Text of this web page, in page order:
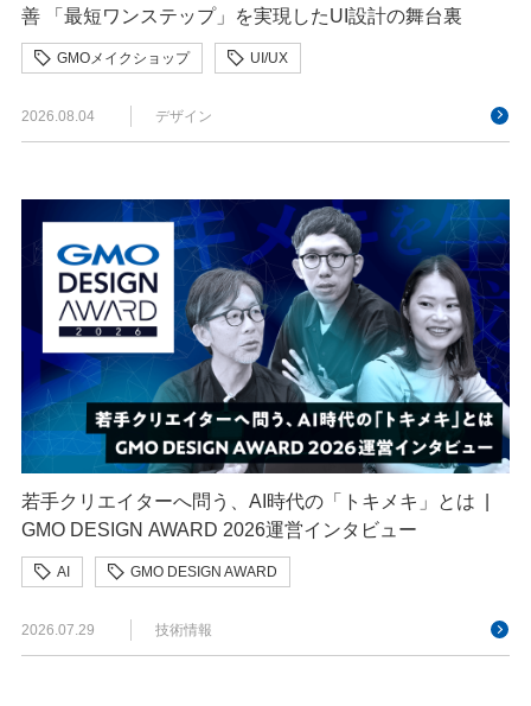
善 「最短ワンステップ」を実現したUI設計の舞台裏
GMOメイクショップ
UI/UX
2026.08.04
デザイン
若手クリエイターへ問う、AI時代の「トキメキ」とは |
GMO DESIGN AWARD 2026運営インタビュー
AI
GMO DESIGN AWARD
2026.07.29
技術情報